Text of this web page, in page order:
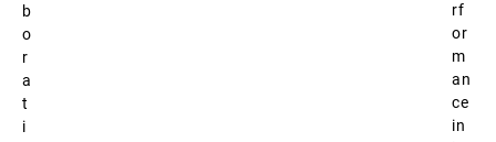
b
o
r
a
t
i
rf
or
m
an
ce
in